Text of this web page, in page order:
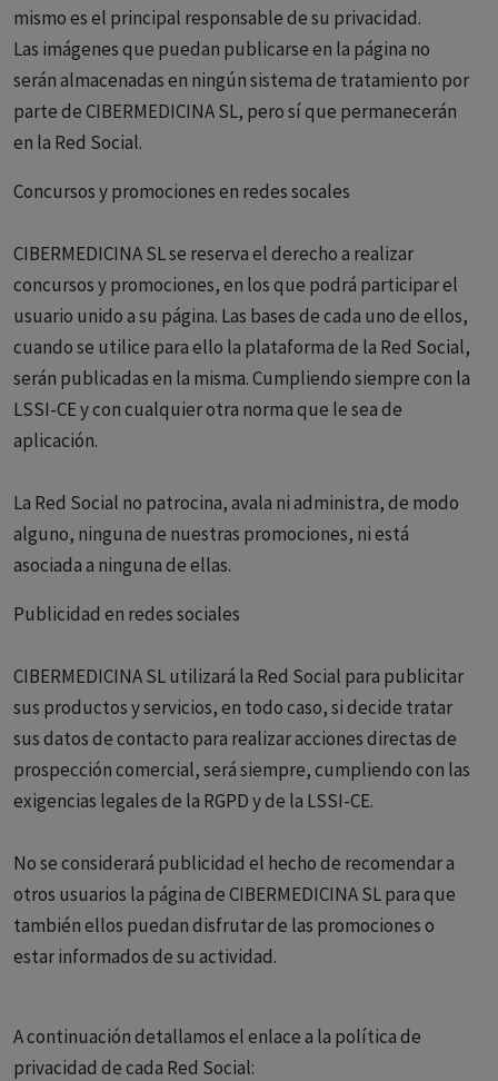
mismo es el principal responsable de su privacidad.
Las imágenes que puedan publicarse en la página no
serán almacenadas en ningún sistema de tratamiento por
parte de CIBERMEDICINA SL, pero sí que permanecerán
en la Red Social.
Concursos y promociones en redes socales
CIBERMEDICINA SL se reserva el derecho a realizar
concursos y promociones, en los que podrá participar el
usuario unido a su página. Las bases de cada uno de ellos,
cuando se utilice para ello la plataforma de la Red Social,
serán publicadas en la misma. Cumpliendo siempre con la
LSSI-CE y con cualquier otra norma que le sea de
aplicación.
La Red Social no patrocina, avala ni administra, de modo
alguno, ninguna de nuestras promociones, ni está
asociada a ninguna de ellas.
Publicidad en redes sociales
CIBERMEDICINA SL utilizará la Red Social para publicitar
sus productos y servicios, en todo caso, si decide tratar
sus datos de contacto para realizar acciones directas de
prospección comercial, será siempre, cumpliendo con las
exigencias legales de la RGPD y de la LSSI-CE.
No se considerará publicidad el hecho de recomendar a
otros usuarios la página de CIBERMEDICINA SL para que
también ellos puedan disfrutar de las promociones o
estar informados de su actividad.
A continuación detallamos el enlace a la política de
privacidad de cada Red Social: